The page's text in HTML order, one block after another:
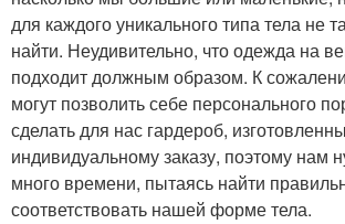
для каждого уникального типа тела не
найти. Неудивительно, что одежда на
подходит должным образом. К
могут позволить себе персонального
сделать для нас гардероб,
индивидуальному заказу, поэтому нам
много времени, пытаясь найти
соответствовать нашей форме тела.